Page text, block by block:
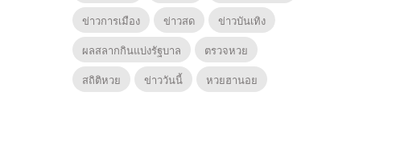
ข่าวการเมือง
ข่าวสด
ข่าวบันเทิง
ผลสลากกินแบ่งรัฐบาล
ตรวจหวย
สถิติหวย
ข่าววันนี้ หวยฮานอย